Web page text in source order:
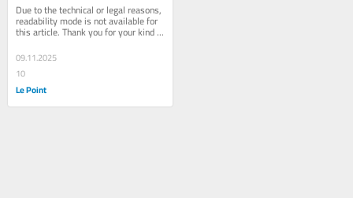
Due to the technical or legal reasons,
readability mode is not available for
this article. Thank you for your kind
09.11.2025
10
Le Point